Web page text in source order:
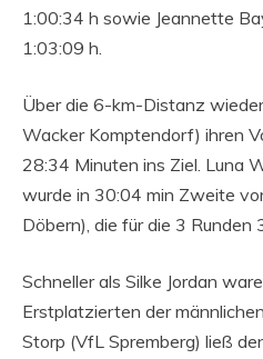
1:00:34 h sowie Jeannette
1:03:09 h.
Über die 6-km-Distanz
Wacker Komptendorf) ihren
28:34 Minuten ins Ziel. Luna
wurde in 30:04 min Zweite
Döbern), die für die 3 Runden
Schneller als Silke Jordan
Erstplatzierten der
Storp (VfL Spremberg) ließ